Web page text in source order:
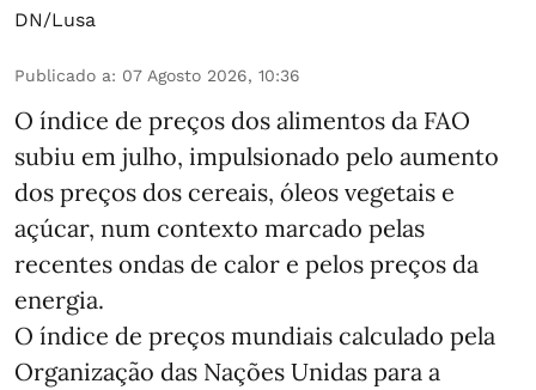
DN/Lusa
Publicado a: 07 Agosto 2026, 10:36
O índice de preços dos alimentos da FAO
subiu em julho, impulsionado pelo aumento
dos preços dos cereais, óleos vegetais e
açúcar, num contexto marcado pelas
recentes ondas de calor e pelos preços da
energia.
O índice de preços mundiais calculado pela
Organização das Nações Unidas para a